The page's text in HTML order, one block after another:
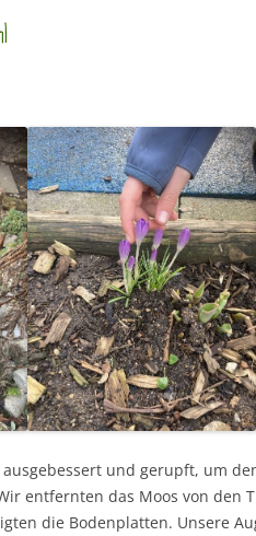
und gerupft, um
entfernten das Moos von den
die Bodenplatten. Unsere